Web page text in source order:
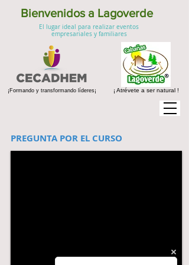
¡Formando y transformando líderes¡
Bienvenidos a Lagoverde
¡ Atrévete a ser natural !
El lugar ideal para realizar eventos
empresariales y familiares
PREGUNTA POR EL CURSO